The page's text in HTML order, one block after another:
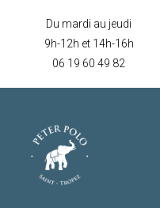
Du mardi au jeudi
9h-12h et 14h-16h
06 19 60 49 82